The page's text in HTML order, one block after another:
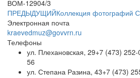
ВОМ-12904/3
ПРЕДЫДУЩИЙКоллекция фотографий
Электронная почта
kraevedmuz@govvrn.ru
Телефоны
ул. Плехановская, 29+7 (473) 252-
56
ул. Степана Разина, 43+7 (473)